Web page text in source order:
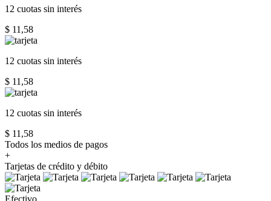
12 cuotas sin interés
$ 11,58
12 cuotas sin interés
$ 11,58
12 cuotas sin interés
$ 11,58
Todos los medios de pagos
+
Tarjetas de crédito y débito
Efectivo